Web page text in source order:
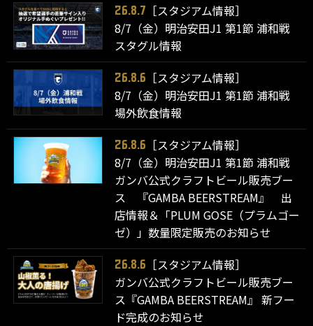
26.8.7
［スタジアム情報］
8/7（金）明治安田J1 第1節 浦和戦
スタグル情報
26.8.6
［スタジアム情報］
8/7（金）明治安田J1 第1節 浦和戦
場外飲食情報
26.8.6
［スタジアム情報］
8/7（金）明治安田J1 第1節 浦和戦
ガンバ公式クラフトビール販売ブー
ス 『GAMBA BEERSTREAM』 出
店情報＆「PLUM GOSE（プラムゴー
ゼ）」数量限定販売のお知らせ
26.8.6
［スタジアム情報］
ガンバ公式クラフトビール販売ブー
ス『GAMBA BEERSTREAM』 新フー
ド完成のお知らせ